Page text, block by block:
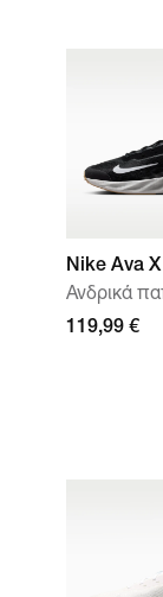
Nike Ava
Ανδρικά
119,99 €